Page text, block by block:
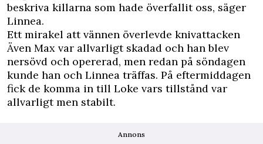
beskriva killarna som hade överfallit oss, säger
Linnea.
Ett mirakel att vännen överlevde knivattacken
Även Max var allvarligt skadad och han blev
nersövd och opererad, men redan på söndagen
kunde han och Linnea träffas. På eftermiddagen
fick de komma in till Loke vars tillstånd var
allvarligt men stabilt.
Annons